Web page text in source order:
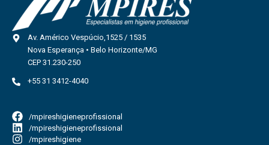
Av. Américo Vespúcio,1525 / 1535
Nova Esperança • Belo Horizonte/MG
CEP 31.230-250
+55 31 3412-4040
/mpireshigieneprofissional
/mpireshigieneprofissional
/mpireshigiene